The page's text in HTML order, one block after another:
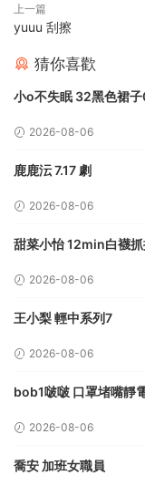
上一篇
yuuu 刮擦
猜你喜歡
小o不失眠 32黑色裙
2026-08-06
鹿鹿沄 7.17 劇
2026-08-06
甜菜小怡 12min白襪
2026-08-06
王小梨 輕中系列7
2026-08-06
bob1啵啵 口罩堵嘴靜
2026-08-06
喬安 加班女職員